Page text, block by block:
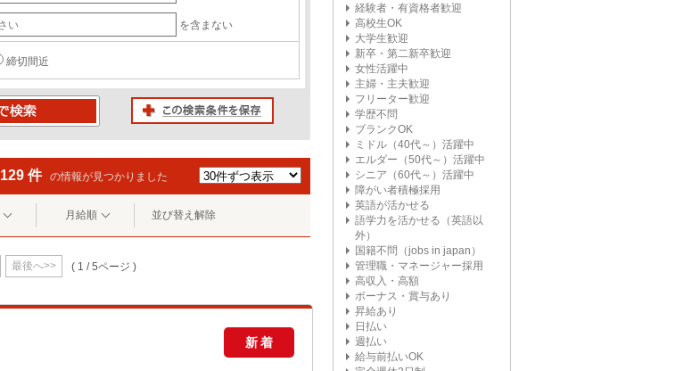
を含まない
締切間近
129 件 の情報が見つかりました
月給順 並び替え解除
最後へ>> ( 1 / 5ページ )
新着
経験者・有資格者歓迎
高校生OK
大学生歓迎
新卒・第二新卒歓迎
女性活躍中
主婦・主夫歓迎
フリーター歓迎
学歴不問
ブランクOK
ミドル（40代～）活躍中
エルダー（50代～）活躍中
シニア（60代～）活躍中
障がい者積極採用
英語が活かせる
語学力を活かせる（英語以
外）
国籍不問（jobs in japan）
管理職・マネージャー採用
高収入・高額
ボーナス・賞与あり
昇給あり
日払い
週払い
給与前払いOK